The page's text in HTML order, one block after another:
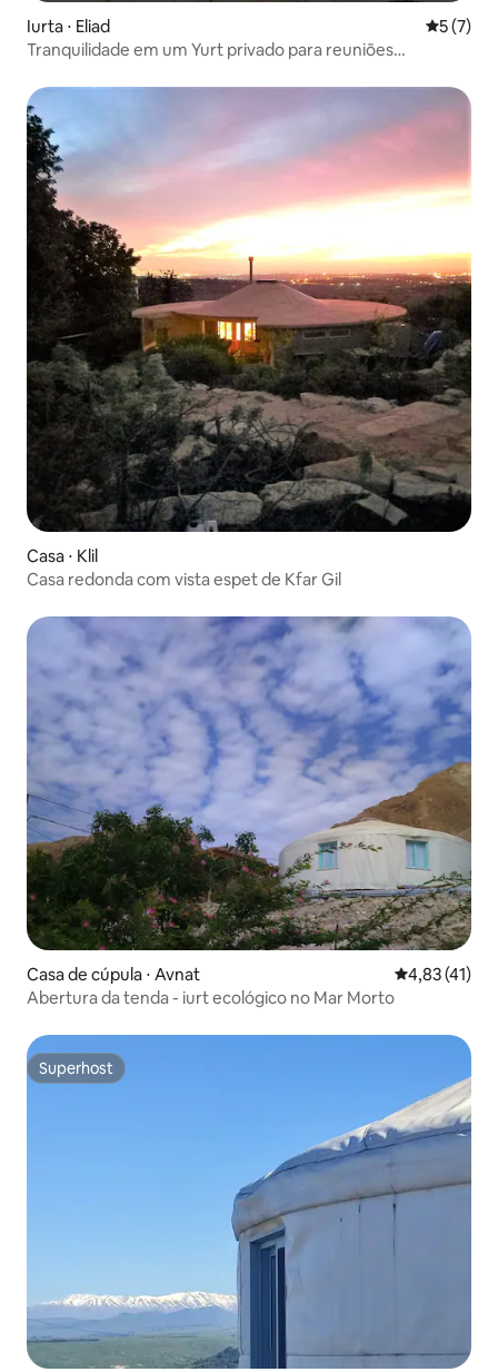
Iurta ⋅ Eliad 5 de
5 (7)
Tranquilidade em um Yurt privado para reuniões
Casa ⋅ Klil
Casa redonda com vista espet de Kfar Gil
Casa de cúpula ⋅ Avnat 4,83 de uma
4,83 (41)
Abertura da tenda - iurt ecológico no Mar Morto
Superhost
Superhost